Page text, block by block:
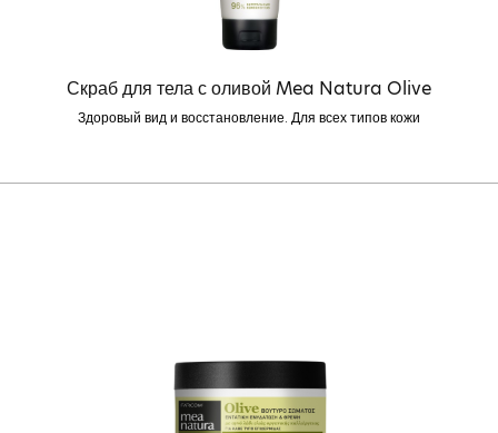
Скраб для тела с оливой Mea Natura Olive
Здоровый вид и восстановление. Для всех типов кожи